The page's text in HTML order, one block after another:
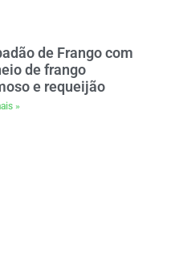
de Frango com
de frango
e requeijão
»